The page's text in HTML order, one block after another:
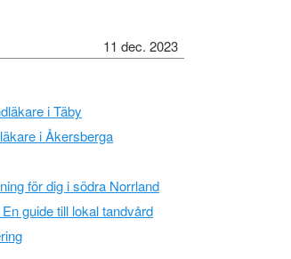
11 dec. 2023
i Täby
i Åkersberga
för dig i södra Norrland
guide till lokal tandvård